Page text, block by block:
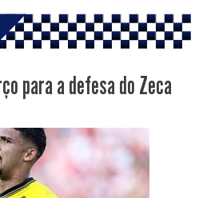
para a defesa do Zeca